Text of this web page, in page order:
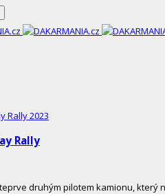
Rally
druhým pilotem kamionu, který